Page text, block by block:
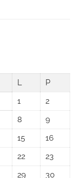
L
P
1
2
8
9
15
16
22
23
29 30